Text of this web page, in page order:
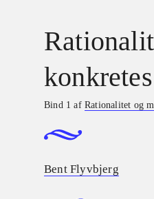
Bind 1 afRationalitet og
Bent Flyvbjerg